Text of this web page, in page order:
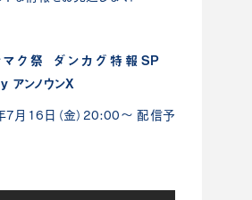
ク祭 ダンカグ特報SP
ンノウンX
7月16日（金）20:00〜 配信予